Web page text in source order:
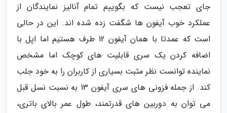
جای تعجب نیست که بگوییم تمام آنالیز نمایندگان از
عملکرد خوب آیفون ها شگفت زده شده اند. این در حالی
است که عمدتا با همان آیفون 12 طرف هستیم اما اپل با
اضافه کردن یک سری قابلیت های کوچک اما مشخص
نماینده توانست نظر مثبت بسیاری از کاربران را به خود جلب
کند. از جمله فزونی های سری آیفون 13 به نسبت نسل قبل
می توان به دوربین های قدرتمند، طول عمر بالای باتری،